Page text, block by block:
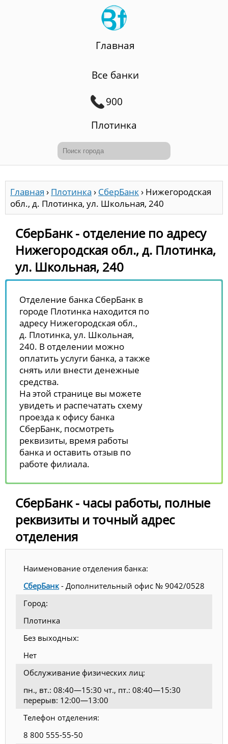
Главная
Все банки
900
Плотинка
Главная › Плотинка › СберБанк› Нижегородская
обл., д. Плотинка, ул. Школьная, 240
СберБанк - отделение по адресу
Нижегородская обл., д. Плотинка,
ул. Школьная, 240
Отделение банка СберБанк в
городе Плотинка находится по
адресу Нижегородская обл.,
д. Плотинка, ул. Школьная,
240. В отделении можно
оплатить услуги банка, а также
снять или внести денежные
средства.
На этой странице вы можете
увидеть и распечатать схему
проезда к офису банка
СберБанк, посмотреть
реквизиты, время работы
банка и оставить отзыв по
работе филиала.
СберБанк - часы работы, полные
реквизиты и точный адрес
отделения
Наименование отделения банка:
СберБанк - Дополнительный офис № 9042/0528
Город:
Плотинка
Без выходных:
Нет
Обслуживание физических лиц:
пн., вт.: 08:40—15:30 чт., пт.: 08:40—15:30
перерыв: 12:00—13:00
Телефон отделения:
8 800 555-55-50